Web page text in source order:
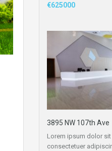
€625000
3895 NW 107th Ave
Lorem ipsum dolor sit
consectetuer